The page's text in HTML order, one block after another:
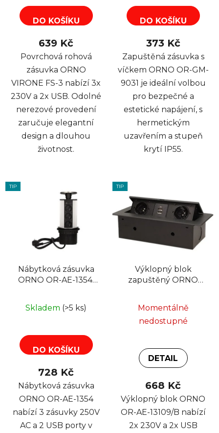
DO KOŠÍKU
639 Kč
Povrchová rohová
zásuvka ORNO
VIRONE FS-3 nabízí 3x
230V a 2x USB. Odolné
nerezové provedení
zaručuje elegantní
design a dlouhou
životnost.
DO KOŠÍKU
373 Kč
Zapuštěná zásuvka s
víčkem ORNO OR-GM-
9031 je ideální volbou
pro bezpečné a
estetické napájení, s
hermetickým
uzavřením a stupeň
krytí IP55.
TIP
Nábytková zásuvka
ORNO OR-AE-1354,
desky s USB
kabelem 1,8 m
Skladem (>5 ks)
DO KOŠÍKU
728 Kč
Nábytková zásuvka
ORNO OR-AE-1354
nabízí 3 zásuvky 250V
AC a 2 USB porty v
TIP
Výklopný blok
zapuštěný ORNO
bez kabelu
Momentálně
nedostupné
DETAIL
668 Kč
Výklopný blok ORNO
OR-AE-13109/B nabízí
2x 230V a 2x USB